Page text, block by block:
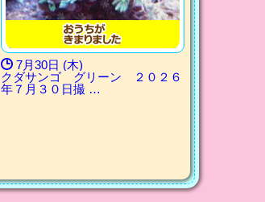
7月30日 (木)
クダサンゴ グリーン ２０２６
年７月３０日撮 …